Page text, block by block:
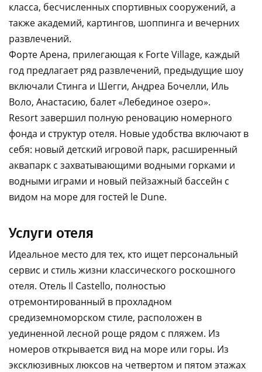
класса, бесчисленных спортивных сооружений, а
также академий, картингов, шоппинга и вечерних
развлечений.
Форте Арена, прилегающая к Forte Village, каждый
год предлагает ряд развлечений, предыдущие шоу
включали Стинга и Шегги, Андреа Бочелли, Иль
Воло, Анастасию, балет «Лебединое озеро».
Resort завершил полную реновацию номерного
фонда и структур отеля. Новые удобства включают в
себя: новый детский игровой парк, расширенный
аквапарк с захватывающими водными горками и
водными играми и новый пейзажный бассейн с
видом на море для гостей le Dune.
Услуги отеля
Идеальное место для тех, кто ищет персональный
сервис и стиль жизни классического роскошного
отеля. Отель Il Castello, полностью
отремонтированный в прохладном
средиземноморском стиле, расположен в
уединенной лесной роще рядом с пляжем. Из
номеров открывается вид на море или горы. Из
эксклюзивных люксов на четвертом и пятом этажах